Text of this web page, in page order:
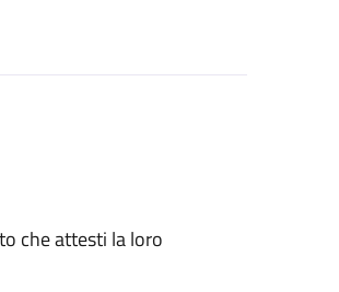
che attesti la loro